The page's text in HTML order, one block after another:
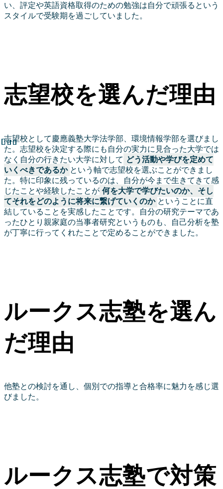
い、評定や英語資格取得のための勉強は自分で頑張るという
スタイルで受験期を過ごしていました。
志望校を選んだ理由
志望校として慶應義塾大学法学部、環境情報学部を選びまし
た。志望校を決定する際にも自分の実力に見合った大学では
なく自分の行きたい大学に対して どう活動や学びを定めて
いくべきであるか という軸で志望校を選ぶことができまし
た。特に印象に残っているのは、自分が今まで生きてきて感
じたことや経験したことが 何を大学で学びたいのか、そし
てそれをどのように将来に繋げていくのか ということに直
結していることを実感したことです。自分の研究テーマであ
ったひとり親家庭の当事者研究というものも、自己分析を塾
が丁寧に行ってくれたことで定めることができました。
ルークス志塾を選ん
だ理由
他塾との検討を通し、個別での指導と合格率に魅力を感じ選
びました。
ルークス志塾で対策